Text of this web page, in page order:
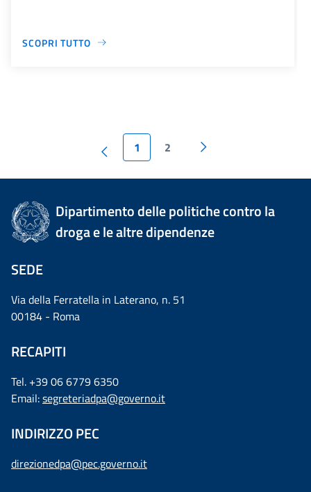
SCOPRI TUTTO
1 2
Dipartimento delle politiche contro la
droga e le altre dipendenze
SEDE
Via della Ferratella in Laterano, n. 51
00184 - Roma
RECAPITI
Tel. +39 06 6779 6350
Email:segreteriadpa@governo.it
INDIRIZZO PEC
direzionedpa@pec.governo.it